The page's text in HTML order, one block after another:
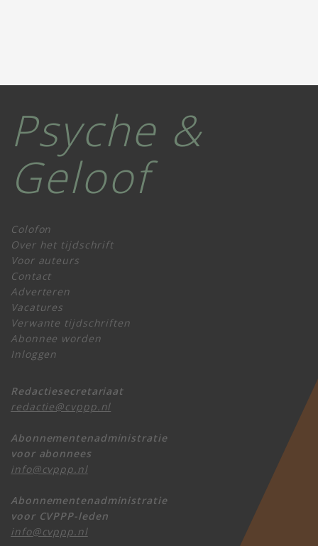
Psyche &
Geloof
Colofon
Over het tijdschrift
Voor auteurs
Contact
Adverteren
Vacatures
Verwante tijdschriften
Abonnee worden
Inloggen
Redactiesecretariaat
redactie@cvppp.nl
Abonnementenadministratie
voor abonnees
info@cvppp.nl
Abonnementenadministratie
voor CVPPP-leden
info@cvppp.nl